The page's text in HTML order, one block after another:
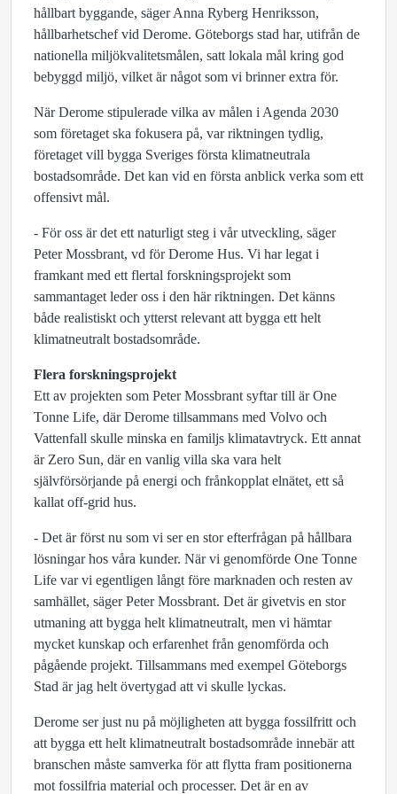
hållbart byggande, säger Anna Ryberg Henriksson,
hållbarhetschef vid Derome. Göteborgs stad har, utifrån de
nationella miljökvalitetsmålen, satt lokala mål kring god
bebyggd miljö, vilket är något som vi brinner extra för.
När Derome stipulerade vilka av målen i Agenda 2030
som företaget ska fokusera på, var riktningen tydlig,
företaget vill bygga Sveriges första klimatneutrala
bostadsområde. Det kan vid en första anblick verka som ett
offensivt mål.
- För oss är det ett naturligt steg i vår utveckling, säger
Peter Mossbrant, vd för Derome Hus. Vi har legat i
framkant med ett flertal forskningsprojekt som
sammantaget leder oss i den här riktningen. Det känns
både realistiskt och ytterst relevant att bygga ett helt
klimatneutralt bostadsområde.
Flera forskningsprojekt
Ett av projekten som Peter Mossbrant syftar till är One
Tonne Life, där Derome tillsammans med Volvo och
Vattenfall skulle minska en familjs klimatavtryck. Ett annat
är Zero Sun, där en vanlig villa ska vara helt
självförsörjande på energi och frånkopplat elnätet, ett så
kallat off-grid hus.
- Det är först nu som vi ser en stor efterfrågan på hållbara
lösningar hos våra kunder. När vi genomförde One Tonne
Life var vi egentligen långt före marknaden och resten av
samhället, säger Peter Mossbrant. Det är givetvis en stor
utmaning att bygga helt klimatneutralt, men vi hämtar
mycket kunskap och erfarenhet från genomförda och
pågående projekt. Tillsammans med exempel Göteborgs
Stad är jag helt övertygad att vi skulle lyckas.
Derome ser just nu på möjligheten att bygga fossilfritt och
att bygga ett helt klimatneutralt bostadsområde innebär att
branschen måste samverka för att flytta fram positionerna
mot fossilfria material och processer. Det är en av